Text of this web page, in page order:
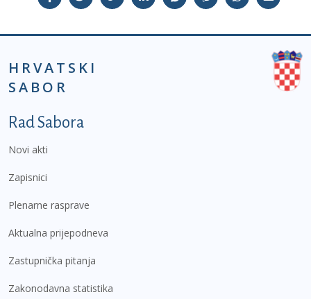
HRVATSKI
SABOR
Podnožje prvi izbornik
Rad Sabora
Novi akti
Zapisnici
Plenarne rasprave
Aktualna prijepodneva
Zastupnička pitanja
Zakonodavna statistika